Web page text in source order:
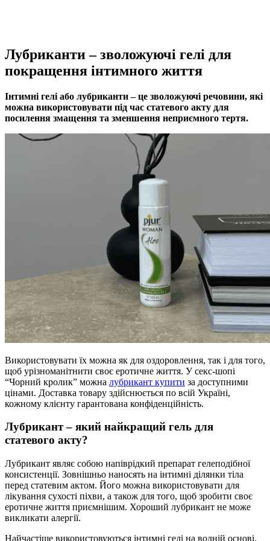
Лубриканти – зволожуючі гелі для
покращення інтимного життя
Інтимні гелі або лубриканти – це зволожуючі речовини, які
можна використовувати під час статевого акту для
посилення змащення та зменшення неприємного тертя.
Використовувати їх можна як для оздоровлення, так і для того,
щоб урізноманітнити своє еротичне життя. У секс-шопі
“Чорний кролик” можна лубрикант купити за доступними
цінами. Доставка товару здійснюється по всій Україні,
кожному клієнту гарантована конфіденційність.
Лубрикант – який найкращий гель для
статевого акту?
Лубрикант являє собою напіврідкий препарат гелеподібної
консистенції. Зовнішньо наносять на інтимні ділянки тіла
перед статевим актом. Його можна використовувати для
лікування сухості піхви, а також для того, щоб зробити своє
еротичне життя приємнішим. Хороший лубрикант не може
викликати алергії.
Найчастіше використовуються інтимні гелі на водній основі,